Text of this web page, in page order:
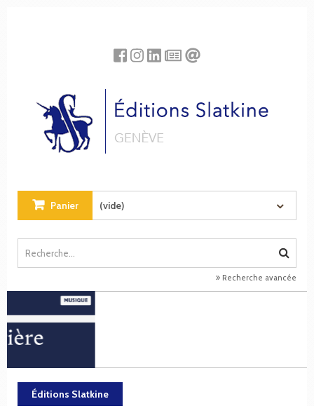
Panier (vide)
Recherche avancée
Éditions Slatkine